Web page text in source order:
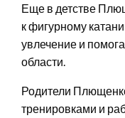
Еще в детстве
к фигурному
увлечение и
области.
Родители
тренировками и